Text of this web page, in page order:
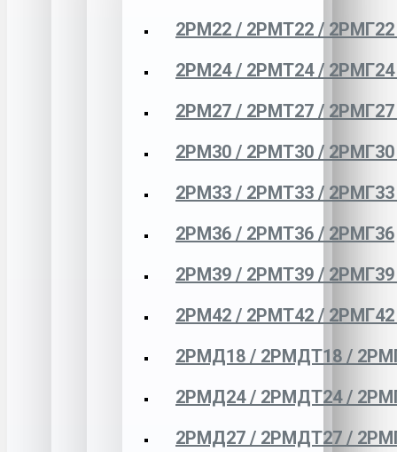
2РМ22 / 2РМТ22 /
2РМ24 / 2РМТ24 /
2РМ27 / 2РМТ27 /
2РМ30 / 2РМТ30 /
2РМ33 / 2РМТ33 /
2РМ36 / 2РМТ36 / 2РМГ36
2РМ39 / 2РМТ39 /
2РМ42 / 2РМТ42 /
2РМД18 / 2РМДТ18 /
2РМД24 / 2РМДТ24 /
2РМД27 / 2РМДТ27 /